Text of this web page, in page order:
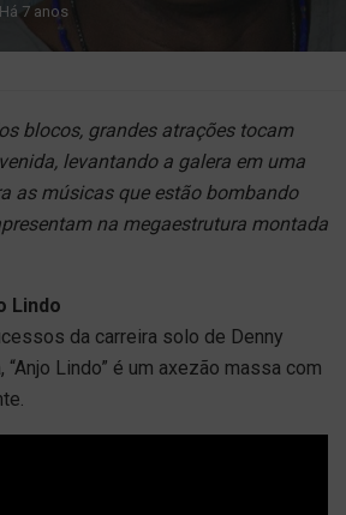
Há 7 anos
blocos, grandes atrações tocam
levantando a galera em uma
as músicas que estão bombando
na megaestrutura montada
Lindo
da carreira solo de Denny
“Anjo Lindo” é um axezão massa com